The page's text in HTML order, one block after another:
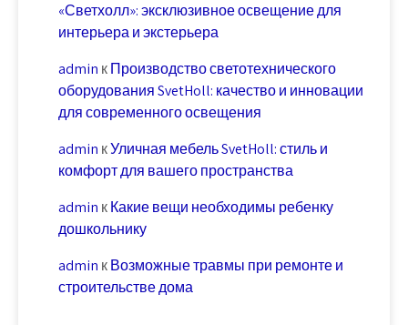
«Светхолл»: эксклюзивное освещение для
интерьера и экстерьера
admin кПроизводство светотехнического
оборудования SvetHoll: качество и инновации
для современного освещения
admin кУличная мебель SvetHoll: стиль и
комфорт для вашего пространства
admin кКакие вещи необходимы ребенку
дошкольнику
admin кВозможные травмы при ремонте и
строительстве дома